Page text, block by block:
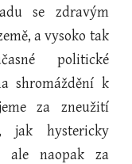
se zdravým
a vysoko tak
politické
shromáždění k
za zneužití
jak hystericky
ale naopak za